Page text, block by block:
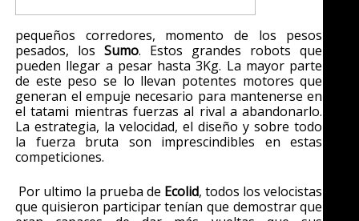
pequeños corredores, momento de los pesos
pesados, losSumo. Estos grandes robots que
pueden llegar a pesar hasta 3Kg. La mayor parte
de este peso se lo llevan potentes motores que
generan el empuje necesario para mantenerse en
el tatami mientras fuerzas al rival a abandonarlo.
La estrategia, la velocidad, el diseño y sobre todo
la fuerza bruta son imprescindibles en estas
competiciones.
Por ultimo la prueba de Ecolid, todos los velocistas
que quisieron participar tenían que demostrar que